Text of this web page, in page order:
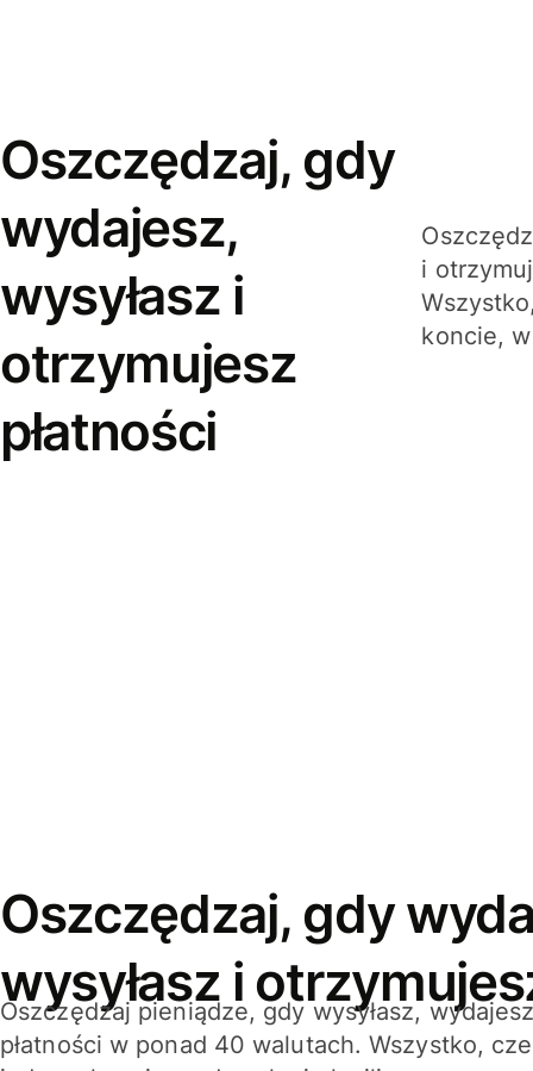
Oszczędzaj, gdy
wydajesz,
wysyłasz i
otrzymujesz
płatności
i
koncie,
Oszczędzaj, gdy
wysyłasz i
Oszczędzaj pieniądze, gdy wysyłasz,
płatności w ponad 40 walutach. Wszystko,